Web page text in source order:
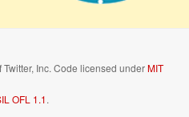
Inc. Code licensed underMIT
OFL 1.1.